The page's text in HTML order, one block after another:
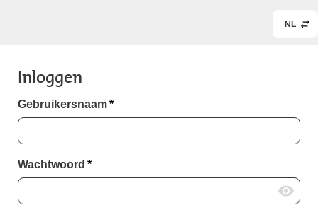
NL
Inloggen
Gebruikersnaam*
Wachtwoord *